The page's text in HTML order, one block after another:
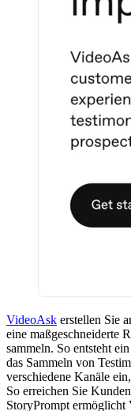
VideoAsk erstellen Sie
eine maßgeschneiderte
sammeln. So entsteht
das Sammeln von
verschiedene Kanäle
So erreichen Sie
StoryPrompt